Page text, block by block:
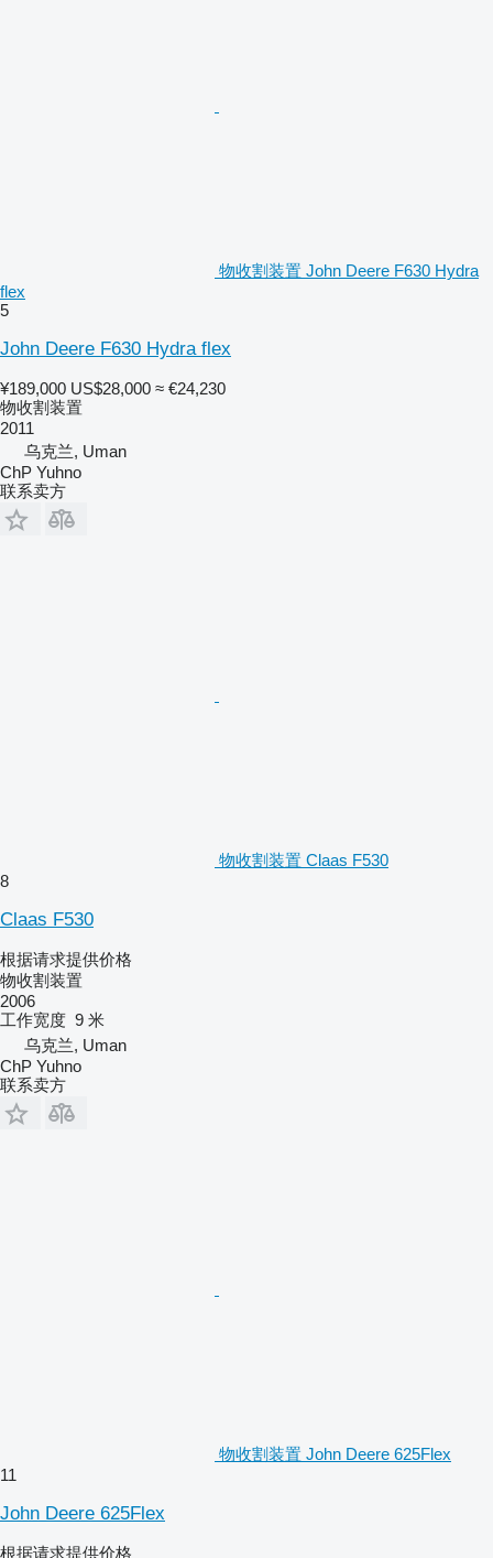
物收割装置 John Deere F630 Hydra
flex
5
John Deere F630 Hydra flex
¥189,000 US$28,000 ≈ €24,230
物收割装置
2011
乌克兰, Uman
ChP Yuhno
联系卖方
物收割装置 Claas F530
8
Claas F530
根据请求提供价格
物收割装置
2006
工作宽度 9 米
乌克兰, Uman
ChP Yuhno
联系卖方
物收割装置 John Deere 625Flex
11
John Deere 625Flex
根据请求提供价格